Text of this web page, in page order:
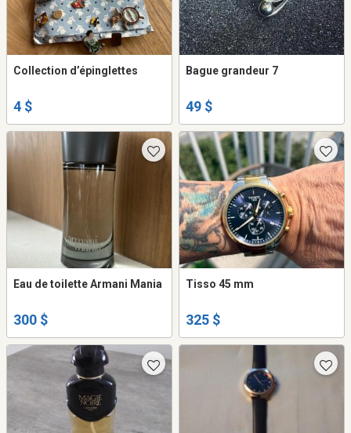
Collection d’épinglettes
4 $
Bague grandeur 7
49 $
Eau de toilette Armani Mania
300 $
Tisso 45 mm
325 $